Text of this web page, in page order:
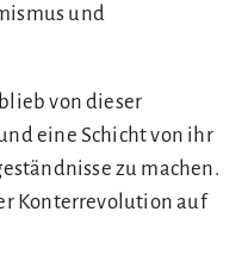
und
von dieser
eine Schicht von ihr
zu machen.
Konterrevolution auf